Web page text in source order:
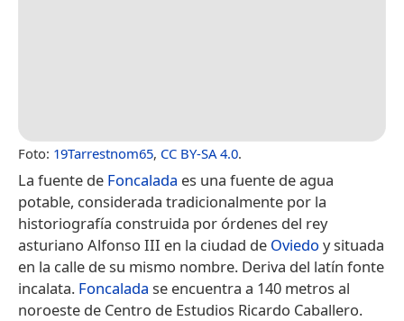
Foto: 19Tarrestnom65, CC BY-SA 4.0.
La fuente de Foncalada es una fuente de agua
potable, considerada tradicionalmente por la
historiografía construida por órdenes del rey
asturiano Alfonso III en la ciudad de Oviedo y situada
en la calle de su mismo nombre.​ Deriva del latín fonte
incalata. Foncalada se encuentra a 140 metros al
noroeste de Centro de Estudios Ricardo Caballero.